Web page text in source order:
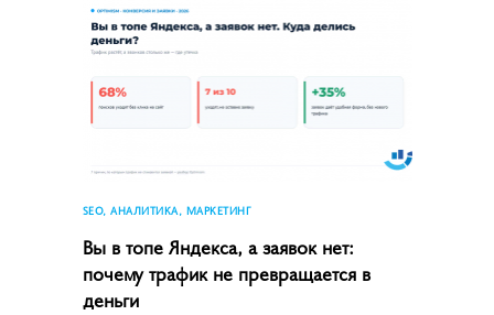
SEO, АНАЛИТИКА, МАРКЕТИНГ
Вы в топе Яндекса, а заявок нет:
почему трафик не превращается в
деньги